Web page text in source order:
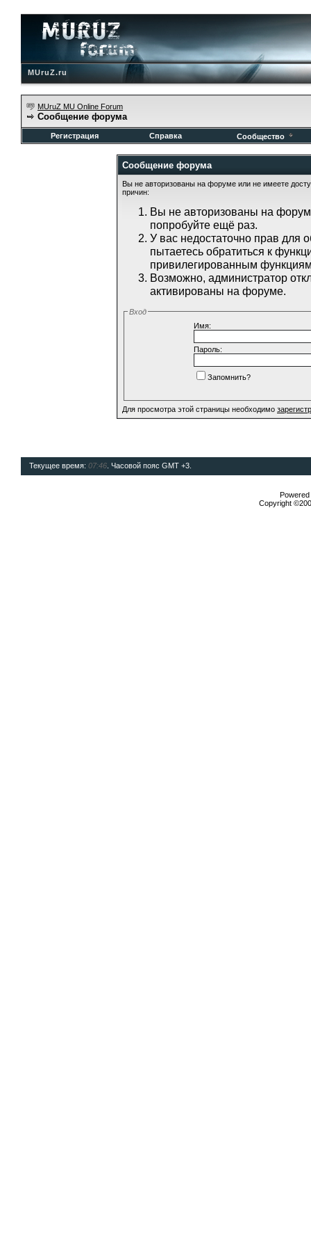
MUruZ.ru
MUruZ MU Online Forum
Сообщение форума
Регистрация Справка Сообщество
Сообщение форума
Вы не авторизованы на форуме или не имеете
причин:
Вы не авторизованы на
попробуйте ещё раз.
У вас недостаточно прав для
пытаетесь обратиться к
привилегированным
Возможно, администратор
активированы на форуме.
Вход
Имя:
Пароль:
Запомнить?
Для просмотра этой страницы необходимо
Текущее время: 07:46 . Часовой пояс GMT +3.
Copyright